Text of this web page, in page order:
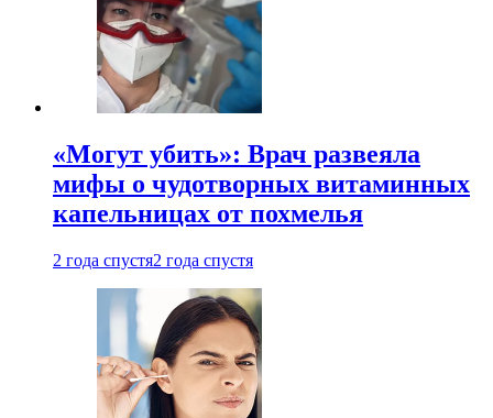
«Могут убить»: Врач развеяла
мифы о чудотворных витаминных
капельницах от похмелья
2 года спустя2 года спустя